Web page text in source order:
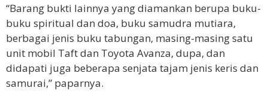
“Barang bukti lainnya yang diamankan berupa buku-
buku spiritual dan doa, buku samudra mutiara,
berbagai jenis buku tabungan, masing-masing satu
unit mobil Taft dan Toyota Avanza, dupa, dan
didapati juga beberapa senjata tajam jenis keris dan
samurai,” paparnya.